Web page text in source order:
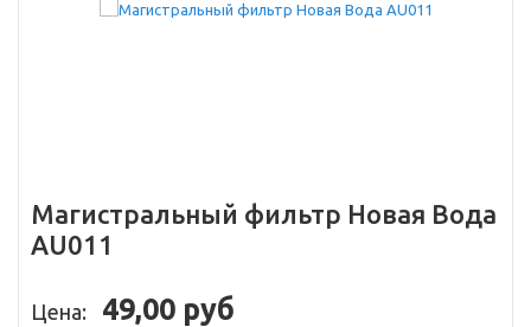
Магистральный фильтр Новая Вода
AU011
Цена: 49,00 руб